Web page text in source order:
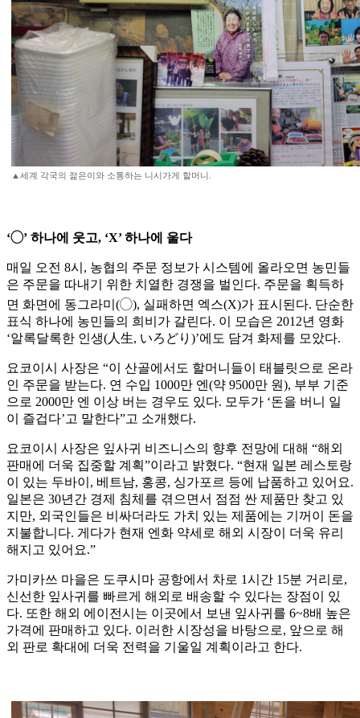
▲세계 각국의 젊은이와 소통하는 니시가게 할머니.
‘◯’ 하나에 웃고, ‘X’ 하나에 울다
매일 오전 8시, 농협의 주문 정보가 시스템에 올라오면 농민들
은 주문을 따내기 위한 치열한 경쟁을 벌인다. 주문을 획득하
면 화면에 동그라미(◯), 실패하면 엑스(X)가 표시된다. 단순한
표식 하나에 농민들의 희비가 갈린다. 이 모습은 2012년 영화
‘알록달록한 인생(人生, いろどり)’에도 담겨 화제를 모았다.
요코이시 사장은 “이 산골에서도 할머니들이 태블릿으로 온라
인 주문을 받는다. 연 수입 1000만 엔(약 9500만 원), 부부 기준
으로 2000만 엔 이상 버는 경우도 있다. 모두가 ‘돈을 버니 일
이 즐겁다’고 말한다”고 소개했다.
요코이시 사장은 잎사귀 비즈니스의 향후 전망에 대해 “해외
판매에 더욱 집중할 계획”이라고 밝혔다. “현재 일본 레스토랑
이 있는 두바이, 베트남, 홍콩, 싱가포르 등에 납품하고 있어요.
일본은 30년간 경제 침체를 겪으면서 점점 싼 제품만 찾고 있
지만, 외국인들은 비싸더라도 가치 있는 제품에는 기꺼이 돈을
지불합니다. 게다가 현재 엔화 약세로 해외 시장이 더욱 유리
해지고 있어요.”
가미카쓰 마을은 도쿠시마 공항에서 차로 1시간 15분 거리로,
신선한 잎사귀를 빠르게 해외로 배송할 수 있다는 장점이 있
다. 또한 해외 에이전시는 이곳에서 보낸 잎사귀를 6~8배 높은
가격에 판매하고 있다. 이러한 시장성을 바탕으로, 앞으로 해
외 판로 확대에 더욱 전력을 기울일 계획이라고 한다.